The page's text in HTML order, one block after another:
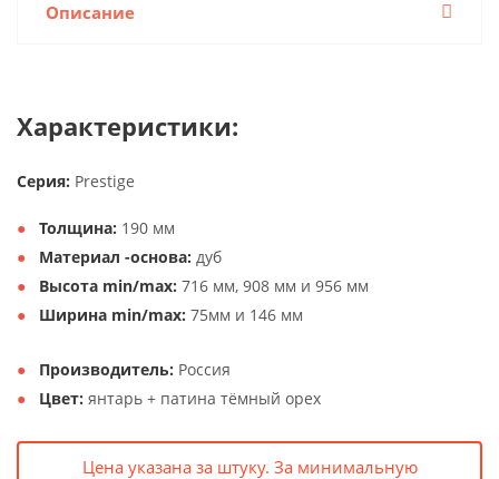
Описание
Характеристики:
Серия: Prestige
Толщина: 190 мм
Материал -основа: дуб
Высота min/max: 716 мм, 908 мм и 956 мм
Ширина min/max: 75мм и 146 мм
Производитель: Россия
Цвет: янтарь + патина тёмный орех
Цена указана за штуку. За минимальную